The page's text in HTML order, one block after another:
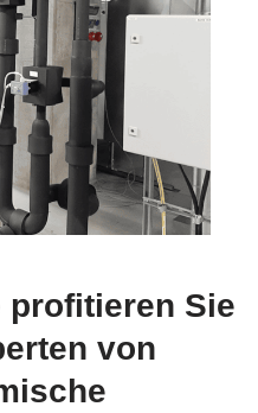
profitieren Sie
von